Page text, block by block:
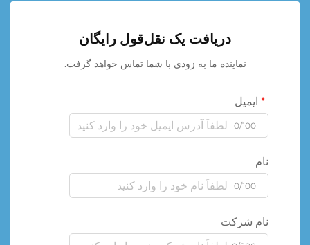
دریافت یک نقل‌قول رایگان
نماینده ما به زودی با شما تماس خواهد گرفت.
ایمیل
0/100
نام
0/100
نام شرکت